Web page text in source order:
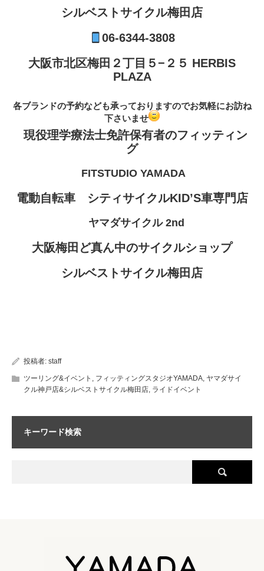
シルベストサイクル梅田店
06-6344-3808
大阪市北区梅田２丁目５−２５ HERBIS
PLAZA
各ブランドの予約なども承っておりますのでお気軽にお訪ね
下さいませ
現役理学療法士免許保有者のフィッティン
グ
FITSTUDIO YAMADA
電動自転車 シティサイクルKID’S車専門店
ヤマダサイクル 2nd
大阪梅田ど真ん中のサイクルショップ
シルベストサイクル梅田店
投稿者: staff
ツーリング&イベント , フィッティングスタジオYAMADA, ヤマダサイ
クル神戸店&シルベストサイクル梅田店, ライドイベント
キーワード検索